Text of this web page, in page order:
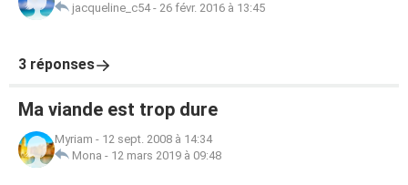
jacqueline_c54- 26 févr. 2016 à 13:45
3 réponses
Ma viande est trop dure
Myriam - 12 sept. 2008 à 14:34
Mona - 12 mars 2019 à 09:48